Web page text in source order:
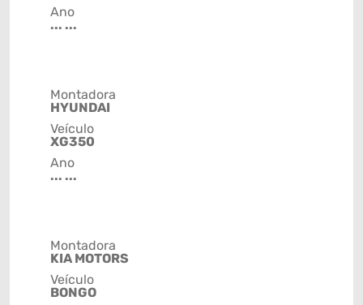
Ano
... ...
Montadora
HYUNDAI
Veículo
XG350
Ano
... ...
Montadora
KIA MOTORS
Veículo
BONGO